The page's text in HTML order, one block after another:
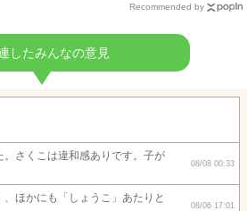
Recommended by
したみんなの意見
。さくこは違和感ありです。子が
08/08 00:33
ほかにも「しょうこ」あたりと
08/06 17:01